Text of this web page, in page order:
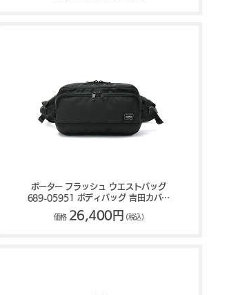
ポーター フラッシュ ウエストバッグ
689-05951 ボディバッグ 吉田カバン
PORTER FLASH
価格 26,400円 (税込)